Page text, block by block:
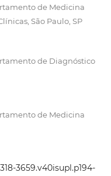
de Medicina
São Paulo, SP
de Diagnóstico
de Medicina
3659.v40isupl.p194-